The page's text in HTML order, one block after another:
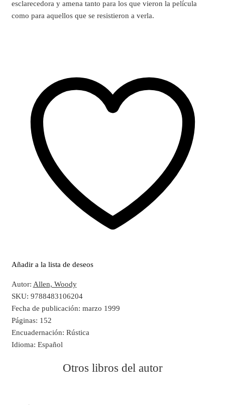
esclarecedora y amena tanto para los que vieron la película
como para aquellos que se resistieron a verla.
Añadir a la lista de deseos
Autor: Allen, Woody
SKU: 9788483106204
Fecha de publicación: marzo 1999
Páginas: 152
Encuadernación: Rústica
Idioma: Español
Otros libros del autor